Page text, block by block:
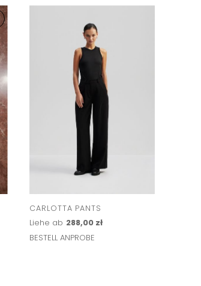
CARLOTTA PANTS
Liehe ab 288,00 zł
BESTELL ANPROBE